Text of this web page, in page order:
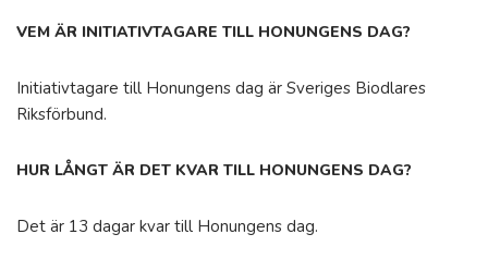
VEM ÄR INITIATIVTAGARE TILL HONUNGENS DAG?
Initiativtagare till Honungens dag är Sveriges Biodlares
Riksförbund.
HUR LÅNGT ÄR DET KVAR TILL HONUNGENS DAG?
Det är 13 dagar kvar till Honungens dag.